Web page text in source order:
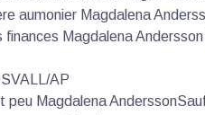
aumonier Magdalena
finances Magdalena
AP
peu Magdalena